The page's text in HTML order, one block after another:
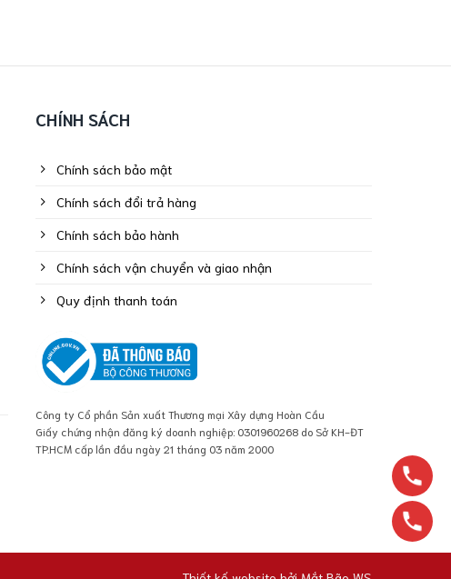
CHÍNH SÁCH
Chính sách bảo mật
Chính sách đổi trả hàng
Chính sách bảo hành
Chính sách vận chuyển và giao nhận
Quy định thanh toán
Công ty Cổ phần Sản xuất Thương mại Xây dựng Hoàn Cầu
Giấy chứng nhận đăng ký doanh nghiệp: 0301960268 do Sở KH-ĐT
TP.HCM cấp lần đầu ngày 21 tháng 03 năm 2000